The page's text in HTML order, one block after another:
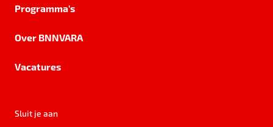
Programma's
Over BNNVARA
Vacatures
Sluit je aan